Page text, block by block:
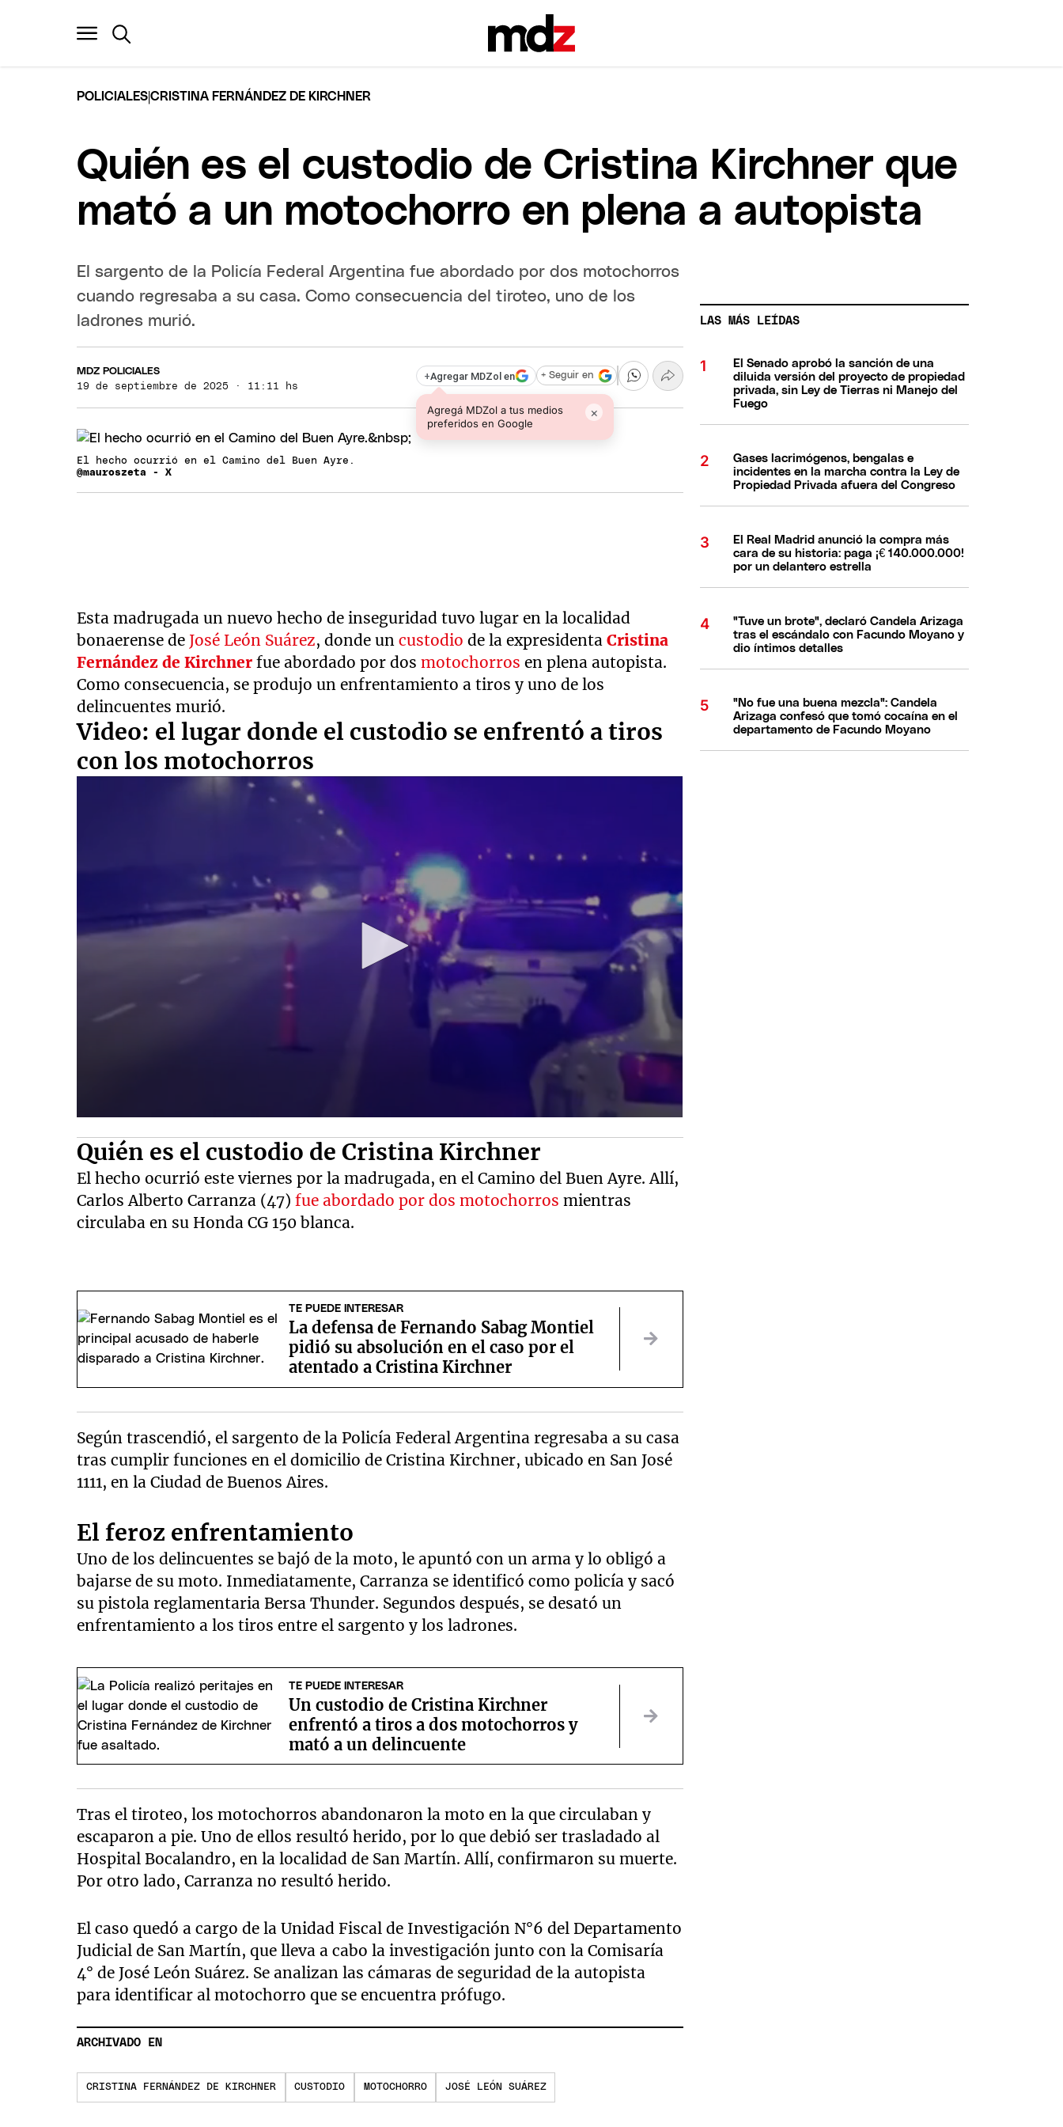
POLICIALES|CRISTINA FERNÁNDEZ DE KIRCHNER
Quién es el custodio de Cristina Kirchner que
mató a un motochorro en plena a autopista
El sargento de la Policía Federal Argentina fue abordado por dos motochorros
cuando regresaba a su casa. Como consecuencia del tiroteo, uno de los
ladrones murió.
MDZ POLICIALES
19 de septiembre de 2025 · 11:11 hs
+Agregar MDZol en
Agregá MDZol a tus medios
preferidos en Google
×
+ Seguir en
El hecho ocurrió en el Camino del Buen Ayre.
@mauroszeta - X
Esta madrugada un nuevo hecho de inseguridad tuvo lugar en la localidad
bonaerense de José León Suárez, donde uncustodio de la expresidentaCristina
Fernández de Kirchner fue abordado por dosmotochorrosen plena autopista.
Como consecuencia, se produjo un enfrentamiento a tiros y uno de los
delincuentes murió.
Video: el lugar donde el custodio se enfrentó a tiros
con los motochorros
Quién es el custodio de Cristina Kirchner
El hecho ocurrió este viernes por la madrugada, en el Camino del Buen Ayre. Allí,
Carlos Alberto Carranza (47)fue abordado por dos motochorros mientras
circulaba en su Honda CG 150 blanca.
TE PUEDE INTERESAR
La defensa de Fernando Sabag Montiel
pidió su absolución en el caso por el
atentado a Cristina Kirchner
Según trascendió, el sargento de la Policía Federal Argentina regresaba a su casa
tras cumplir funciones en el domicilio de Cristina Kirchner, ubicado en San José
1111, en la Ciudad de Buenos Aires.
El feroz enfrentamiento
Uno de los delincuentes se bajó de la moto, le apuntó con un arma y lo obligó a
bajarse de su moto. Inmediatamente, Carranza se identificó como policía y sacó
su pistola reglamentaria Bersa Thunder. Segundos después, se desató un
enfrentamiento a los tiros entre el sargento y los ladrones.
TE PUEDE INTERESAR
Un custodio de Cristina Kirchner
enfrentó a tiros a dos motochorros y
mató a un delincuente
Tras el tiroteo, los motochorros abandonaron la moto en la que circulaban y
escaparon a pie. Uno de ellos resultó herido, por lo que debió ser trasladado al
Hospital Bocalandro, en la localidad de San Martín. Allí, confirmaron su muerte.
Por otro lado, Carranza no resultó herido.
El caso quedó a cargo de la Unidad Fiscal de Investigación N°6 del Departamento
Judicial de San Martín, que lleva a cabo la investigación junto con la Comisaría
4° de José León Suárez. Se analizan las cámaras de seguridad de la autopista
para identificar al motochorro que se encuentra prófugo.
ARCHIVADO EN
CRISTINA FERNÁNDEZ DE KIRCHNER CUSTODIO MOTOCHORRO JOSÉ LEÓN SUÁREZ
LAS MÁS LEÍDAS
El Senado aprobó la sanción de una
diluida versión del proyecto de propiedad
privada, sin Ley de Tierras ni Manejo del
Fuego
Gases lacrimógenos, bengalas e
incidentes en la marcha contra la Ley de
Propiedad Privada afuera del Congreso
El Real Madrid anunció la compra más
cara de su historia: paga ¡€ 140.000.000!
por un delantero estrella
"Tuve un brote", declaró Candela Arizaga
tras el escándalo con Facundo Moyano y
dio íntimos detalles
"No fue una buena mezcla": Candela
Arizaga confesó que tomó cocaína en el
departamento de Facundo Moyano